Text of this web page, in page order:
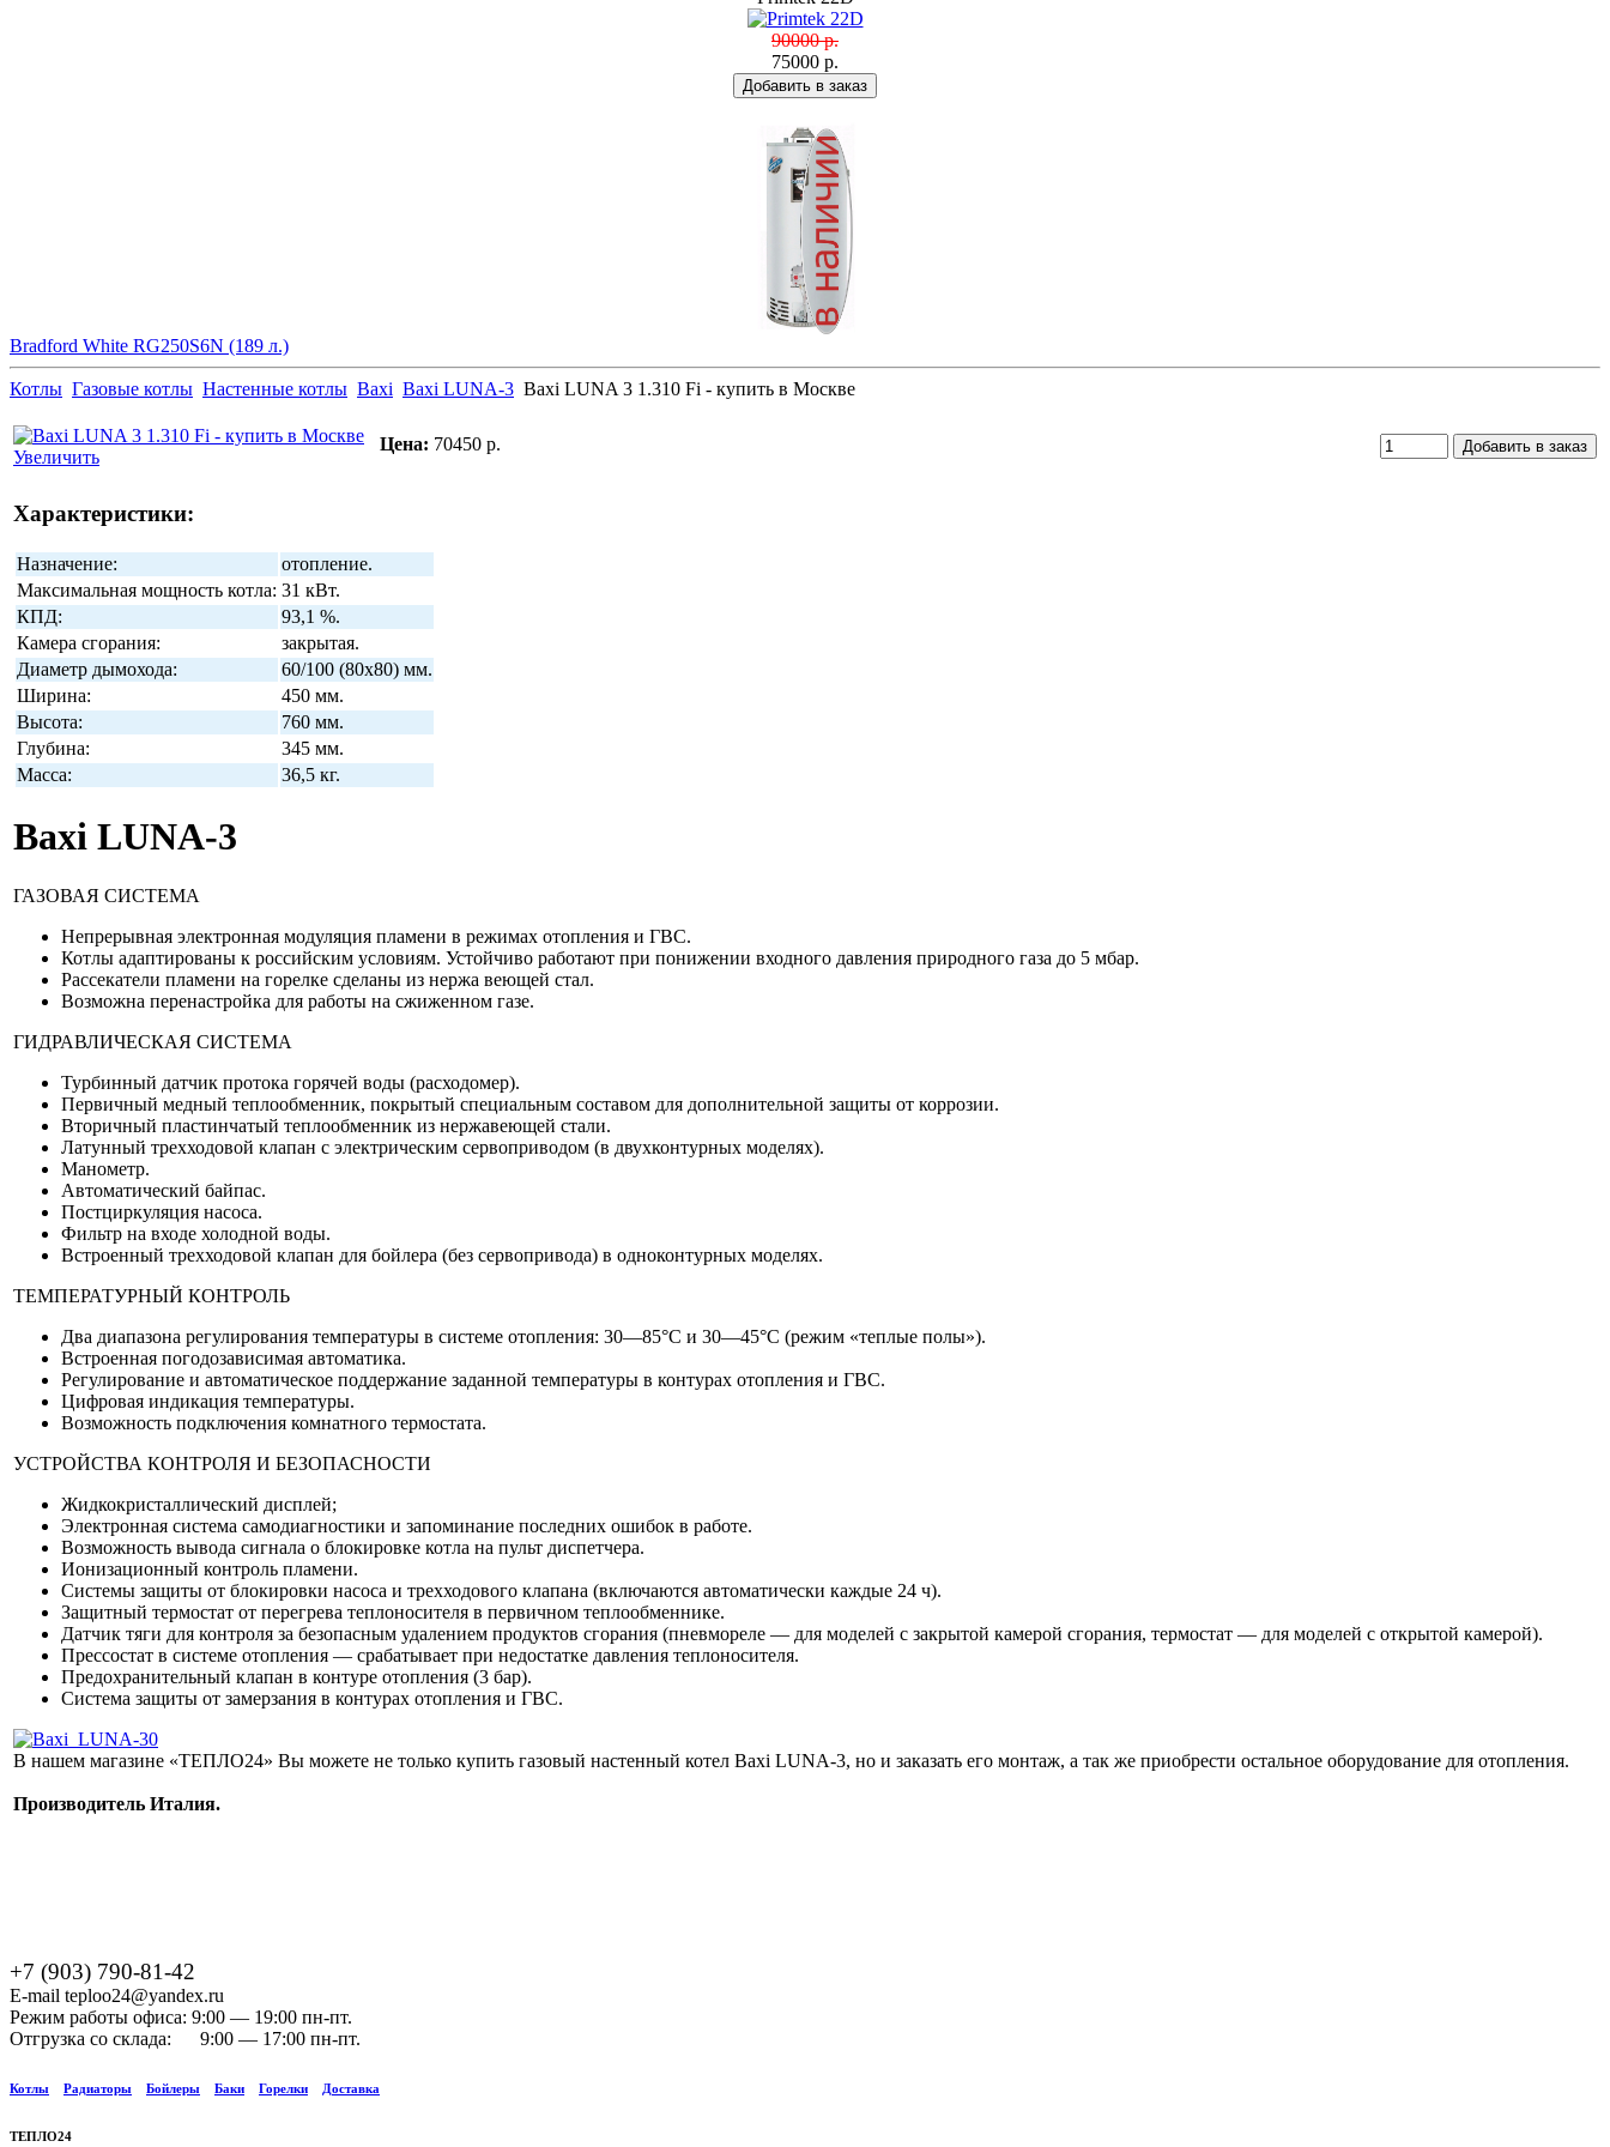
90000 р.
75000 р.
Bradford White RG250S6N (189 л.)
Котлы Газовые котлы Настенные котлы Baxi Baxi LUNA-3 Baxi LUNA 3 1.310 Fi - купить в Москве
Увеличить
Цена: 70450 р.
Характеристики:
Назначение:
отопление.
Максимальная мощность котла: 31 кВт.
КПД:
93,1 %.
Камера сгорания:
закрытая.
Диаметр дымохода:
60/100 (80х80) мм.
Ширина:
450 мм.
Высота:
760 мм.
Глубина:
345 мм.
Масса:
36,5 кг.
Baxi LUNA-3
ГАЗОВАЯ СИСТЕМА
Непрерывная электронная модуляция пламени в режимах отопления и ГВС.
Котлы адаптированы к российским условиям. Устойчиво работают при понижении входного давления природного газа до 5 мбар.
Рассекатели пламени на горелке сделаны из нержа веющей стал.
Возможна перенастройка для работы на сжиженном газе.
ГИДРАВЛИЧЕСКАЯ СИСТЕМА
Турбинный датчик протока горячей воды (расходомер).
Первичный медный теплообменник, покрытый специальным составом для дополнительной защиты от коррозии.
Вторичный пластинчатый теплообменник из нержавеющей стали.
Латунный трехходовой клапан с электрическим сервоприводом (в двухконтурных моделях).
Манометр.
Автоматический байпас.
Постциркуляция насоса.
Фильтр на входе холодной воды.
Встроенный трехходовой клапан для бойлера (без сервопривода) в одноконтурных моделях.
ТЕМПЕРАТУРНЫЙ КОНТРОЛЬ
Два диапазона регулирования температуры в системе отопления: 30—85°С и 30—45°С (режим «теплые полы»).
Встроенная погодозависимая автоматика.
Регулирование и автоматическое поддержание заданной температуры в контурах отопления и ГВС.
Цифровая индикация температуры.
Возможность подключения комнатного термостата.
УСТРОЙСТВА КОНТРОЛЯ И БЕЗОПАСНОСТИ
Жидкокристаллический дисплей;
Электронная система самодиагностики и запоминание последних ошибок в работе.
Возможность вывода сигнала о блокировке котла на пульт диспетчера.
Ионизационный контроль пламени.
Системы защиты от блокировки насоса и трехходового клапана (включаются автоматически каждые 24 ч).
Защитный термостат от перегрева теплоносителя в первичном теплообменнике.
Датчик тяги для контроля за безопасным удалением продуктов сгорания (пневмореле — для моделей с закрытой камерой сгорания, термостат — для моделей с открытой камерой).
Прессостат в системе отопления — срабатывает при недостатке давления теплоносителя.
Предохранительный клапан в контуре отопления (3 бар).
Система защиты от замерзания в контурах отопления и ГВС.
В нашем магазине «ТЕПЛО24» Вы можете не только купить газовый настенный котел Baxi LUNA-3, но и заказать его монтаж, а так же приобрести остальное оборудование для отопления.
Производитель Италия.
+7 (903) 790-81-42
E-mail teploo24@yandex.ru
Режим работы офиса: 9:00 — 19:00 пн-пт.
Отгрузка со склада: 9:00 — 17:00 пн-пт.
Котлы Радиаторы Бойлеры Баки Горелки Доставка
ТЕПЛО24